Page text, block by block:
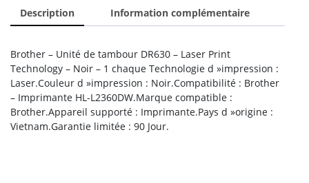
Description Information complémentaire
Brother – Unité de tambour DR630 – Laser Print
Technology – Noir – 1 chaque Technologie d »impression :
Laser.Couleur d »impression : Noir.Compatibilité : Brother
– Imprimante HL-L2360DW.Marque compatible :
Brother.Appareil supporté : Imprimante.Pays d »origine :
Vietnam.Garantie limitée : 90 Jour.